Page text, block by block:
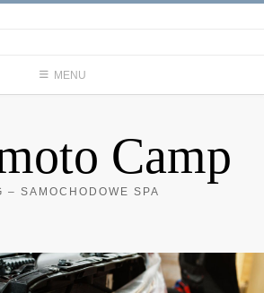
MENU
Camp
– SAMOCHODOWE SPA